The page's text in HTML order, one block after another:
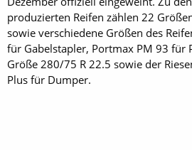
produzierten Reifen zählen 22
sowie verschiedene Größen des
für Gabelstapler, Portmax PM 93 für
Größe 280/75 R 22.5 sowie der
Plus für Dumper.